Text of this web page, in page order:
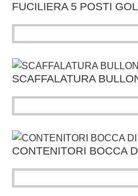
FUCILIERA 5 POSTI
SCAFFALATURA
CONTENITORI BOCCA